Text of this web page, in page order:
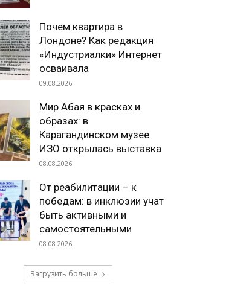
Почем квартира в
Лондоне? Как редакция
«Индустриалки» Интернет
осваивала
09.08.2026
Мир Абая в красках и
образах: в
Карагандинском музее
ИЗО открылась выставка
08.08.2026
От реабилитации – к
победам: в инклюзии учат
быть активными и
самостоятельными
08.08.2026
Загрузить больше